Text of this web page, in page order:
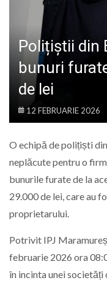
Polițiștii din
bunuri
de lei
12 FEBRUARIE 2026
O echipă de polițiști
neplăcute pentru o
bunurile furate de la
29.000 de lei, care au
proprietarului.
Potrivit IPJ
februarie 2026 ora
în incinta unei societăți